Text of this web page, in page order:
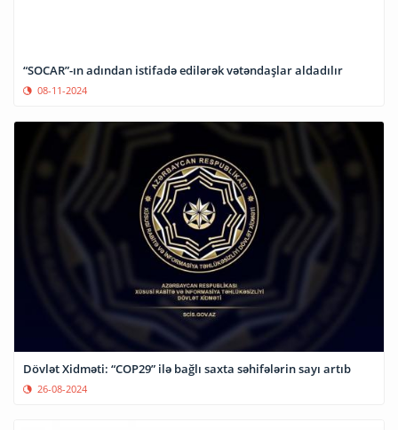
“SOCAR”-ın adından istifadə edilərək vətəndaşlar aldadılır
08-11-2024
Dövlət Xidməti: “COP29” ilə bağlı saxta səhifələrin sayı artıb
26-08-2024